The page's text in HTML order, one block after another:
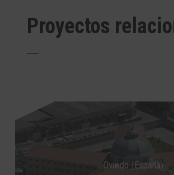
Proyectos
Oviedo (España)